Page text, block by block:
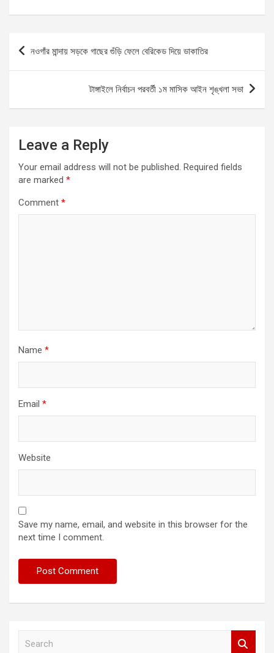
ce
b
o
ail at
A
p
p
se
n
g
er
ar
Post
navigation
নওগাঁর মান্দায় সড়কে গাছের গুঁড়ি ফেলে বেরিকেড দিয়ে ডাকাতির
টাঙ্গাইলে নির্বাচন পরবর্তী ১ম মাসিক আইন শৃঙ্খলা সভা
Leave a Reply
Your email address will not be published. Required fields
are marked *
Comment *
Name *
Email *
Website
Save my name, email, and website in this browser for the
next time I comment.